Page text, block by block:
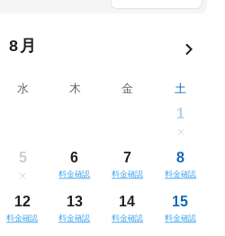
8月
水 木 金 土
1
5 6
料金確認
7
料金確認
8
料金確認
12
料金確認
13
料金確認
14
料金確認
15
料金確認